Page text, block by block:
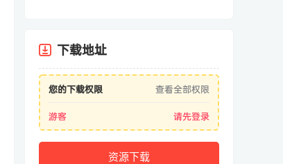
下载地址
您的下载权限 查看全部权限
游客 请先登录
资源下载